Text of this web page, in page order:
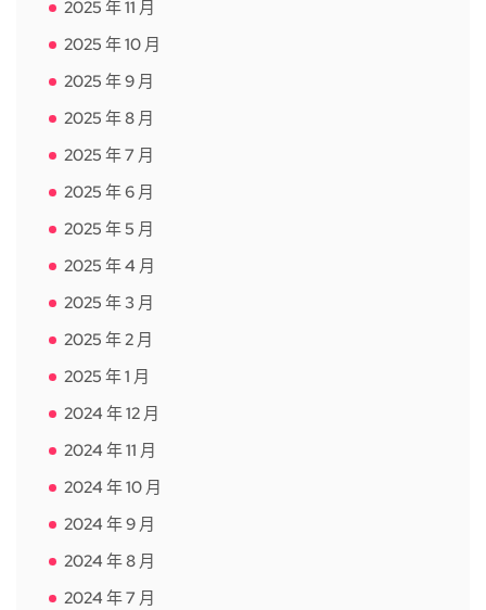
2025 年 11 月
2025 年 10 月
2025 年 9 月
2025 年 8 月
2025 年 7 月
2025 年 6 月
2025 年 5 月
2025 年 4 月
2025 年 3 月
2025 年 2 月
2025 年 1 月
2024 年 12 月
2024 年 11 月
2024 年 10 月
2024 年 9 月
2024 年 8 月
2024 年 7 月